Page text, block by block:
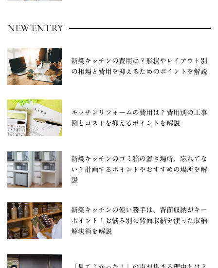
NEW ENTRY
新築キッチンの費用は？形状やレイアウト別
の相場と費用を抑えるためのポイントを解説
キッチンリフォームの費用は？費用別の工事
例とコストを抑えるポイントを解説
新築キッチンのゴミ箱の置き場所、忘れてな
い？計画するポイントやおすすめの場所を解
説
新築キッチンの使い勝手は、背面収納がキー
ポイント！お悩み別に背面収納を使った収納
解決術を解説